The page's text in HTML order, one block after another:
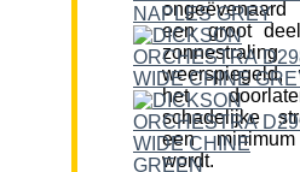
een groot
weerspiegeld,
het
schadelijke
een
wordt.